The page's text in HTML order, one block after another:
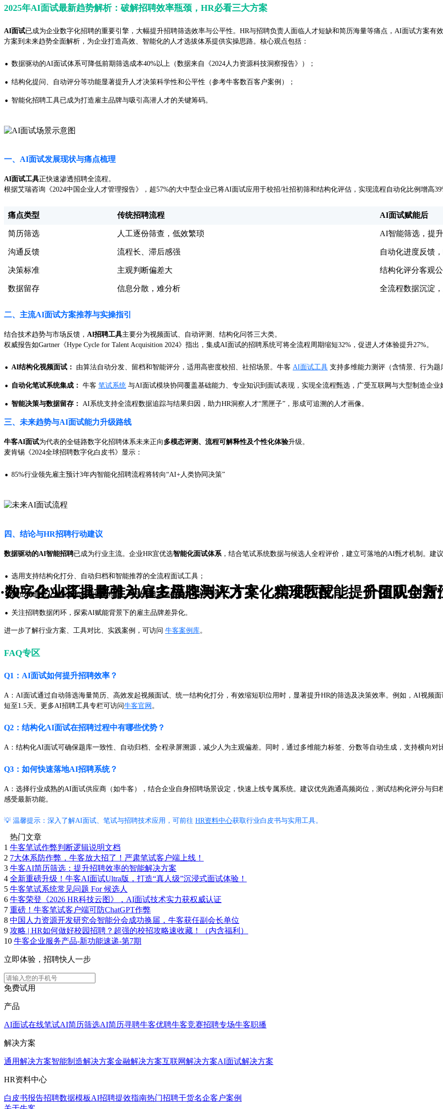
2025年AI面试最新趋势解析：破解招聘效率瓶颈，HR必看三大方案
AI面试已成为企业数字化招聘的重要引擎，大幅提升招聘筛选效率与公平性。HR与招聘负责人面临人才短缺和简历海量等痛点，AI面试方案
方案到未来趋势全面解析，为企业打造高效、智能化的人才选拔体系提供实操思路。核心观点包括：
· 数据驱动的AI面试体系可降低前期筛选成本40%以上（数据来自《2024人力资源科技洞察报告》）；
· 结构化提问、自动评分等功能显著提升人才决策科学性和公平性（参考牛客数百客户案例）；
· 智能化招聘工具已成为打造雇主品牌与吸引高潜人才的关键筹码。
一、AI面试发展现状与痛点梳理
AI面试工具正快速渗透招聘全流程。
根据艾瑞咨询《2024中国企业人才管理报告》，超57%的大中型企业已将AI面试应用于校招/社招初筛和结构化评估，实现流程自动化比例增高
痛点类型 传统招聘流程 AI面试赋能后
简历筛选 人工逐份筛查，低效繁琐 AI智能筛选，提
沟通反馈 流程长、滞后感强 自动化进度反馈
决策标准 主观判断偏差大 结构化评分客观
数据留存 信息分散，难分析 全流程数据沉淀
二、主流AI面试方案推荐与实操指引
结合技术趋势与市场反馈， AI招聘工具主要分为视频面试、自动评测、结构化问答三大类。
权威报告如Gartner《Hype Cycle for Talent Acquisition 2024》指出，集成AI面试的招聘系统可将全流程周期缩短32%，促进人才体验提升27%。
· AI结构化视频面试： 由算法自动分发、留档和智能评分，适用高密度校招、社招场景。牛客 AI面试工具 支持多维能力测评（含情景、行为题
· 自动化笔试系统集成： 牛客 笔试系统 与AI面试模块协同覆盖基础能力、专业知识到面试表现，实现全流程甄选，广受互联网与大型制造企业
· 智能决策与数据留存： AI系统支持全流程数据追踪与结果归因，助力HR洞察人才“黑匣子”，形成可追溯的人才画像。
三、未来趋势与AI面试能力升级路线
牛客AI面试为代表的全链路数字化招聘体系未来正向 多模态评测、流程可解释性及个性化体验升级。
麦肯锡《2024全球招聘数字化白皮书》显示：
· 85%行业领先雇主预计3年内智能化招聘流程将转向“AI+人类协同决策”
·70%企业将批量引入AI多模态测评方案，实现软技能、价值观全方
·数字化AI工具将推动雇主品牌与人才文化精准匹配，提升团队创新
四、结论与HR招聘行动建议
数据驱动的AI智能招聘已成为行业主流。企业HR宜优选智能化面试体系 ，结合笔试系统数据与候选人全程评价，建立可落地的AI甄才机制。建议
· 选用支持结构化打分、自动归档和智能推荐的全流程面试工具；
· 建立明确的人才画像和组织能力模型，增强招聘决策的科学性与一致性；
· 关注招聘数据闭环，探索AI赋能背景下的雇主品牌差异化。
进一步了解行业方案、工具对比、实践案例，可访问 牛客案例库。
FAQ专区
Q1：AI面试如何提升招聘效率？
A：AI面试通过自动筛选海量简历、高效发起视频面试、统一结构化打分，有效缩短职位用时，显著提升HR的筛选及决策效率。例如，AI视频
短至1.5天。更多AI招聘工具专栏可访问牛客官网 。
Q2：结构化AI面试在招聘过程中有哪些优势？
A：结构化AI面试可确保题库一致性、自动归档、全程录屏溯源，减少人为主观偏差。同时，通过多维能力标签、分数等自动生成，支持横向对
Q3：如何快速落地AI招聘系统？
A：选择行业成熟的AI面试供应商（如牛客），结合企业自身招聘场景设定，快速上线专属系统。建议优先跑通高频岗位，测试结构化评分与
感受最新功能。
💡 温馨提示：深入了解AI面试、笔试与招聘技术应用，可前往 HR资料中心获取行业白皮书与实用工具。
热门文章
1 牛客笔试作弊判断逻辑说明文档
2 7大体系防作弊，牛客放大招了！严肃笔试客户端上线！
3 牛客AI简历筛选：提升招聘效率的智能解决方案
4 全新重磅升级！牛客AI面试Ultra版，打造“真人级”沉浸式面试体验！
5 牛客笔试系统常见问题 For 候选人
6 牛客荣登《2026 HR科技云图》，AI面试技术实力获权威认证
7 重磅！牛客笔试客户端可防ChatGPT作弊
8 中国人力资源开发研究会智能分会成功换届，牛客获任副会长单位
9 攻略 | HR如何做好校园招聘？超强的校招攻略速收藏！（内含福利）
10 牛客企业服务产品-新功能速递-第7期
立即体验，招聘快人一步
免费试用
产品
AI面试在线笔试AI简历筛选AI简历寻聘牛客优聘牛客竞赛招聘专场牛客职播
解决方案
通用解决方案智能制造解决方案金融解决方案互联网解决方案AI面试解决方案
HR资料中心
白皮书报告招聘数据模板AI招聘提效指南热门招聘干货名企客户案例